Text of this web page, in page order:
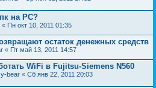
на PC?
« Пн окт 10, 2011 01:35
остаток денежных средств
« Пт май 13, 2011 14:57
WiFi в Fujitsu-Siemens N560
bear « Сб янв 22, 2011 20:03